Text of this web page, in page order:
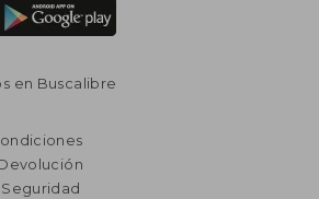
en Buscalibre